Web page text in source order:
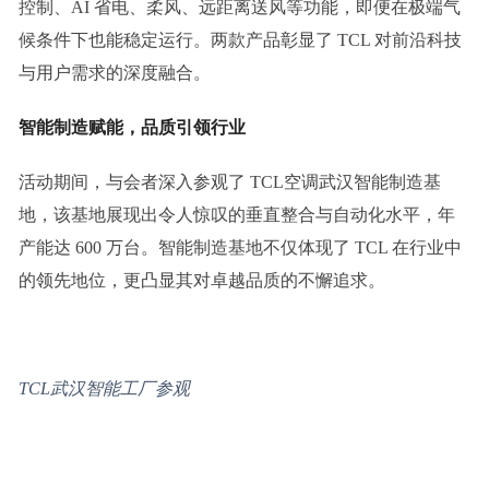
控制、AI 省电、柔风、远距离送风等功能，即便在极端气
候条件下也能稳定运行。两款产品彰显了 TCL 对前沿科技
与用户需求的深度融合。
智能制造赋能，品质引领行业
活动期间，与会者深入参观了 TCL空调武汉智能制造基
地，该基地展现出令人惊叹的垂直整合与自动化水平，年
产能达 600 万台。智能制造基地不仅体现了 TCL 在行业中
的领先地位，更凸显其对卓越品质的不懈追求。
TCL武汉智能工厂参观